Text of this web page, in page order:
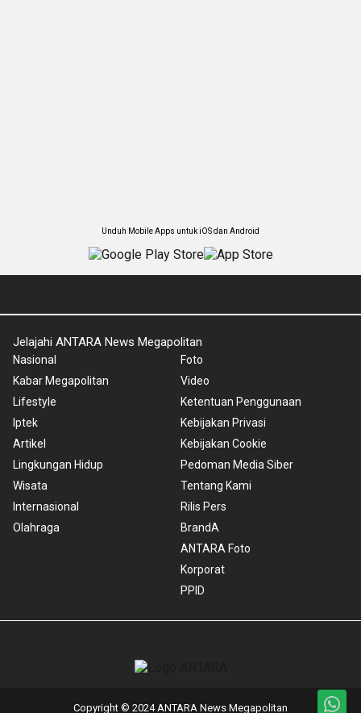
Unduh Mobile Apps untuk iOS dan Android
Jelajahi ANTARA News Megapolitan
Nasional
Kabar Megapolitan
Lifestyle
Iptek
Artikel
Lingkungan Hidup
Wisata
Internasional
Olahraga
Foto
Video
Ketentuan Penggunaan
Kebijakan Privasi
Kebijakan Cookie
Pedoman Media Siber
Tentang Kami
Rilis Pers
BrandA
ANTARA Foto
Korporat
PPID
Copyright © 2024 ANTARA News Megapolitan